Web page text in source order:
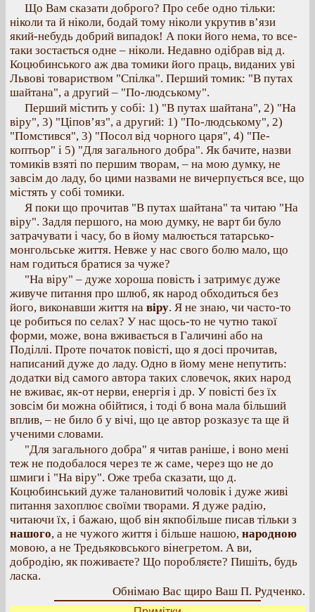
Що Вам сказати доброго? Про себе одно тільки:
ніколи та й ніколи, бодай тому ніколи укрутив в’язи
який-небудь добрий випадок! А поки його нема, то все-
таки зостається одне – ніколи. Недавно одібрав від д.
Коцюбинського аж два томики його праць, виданих уві
Львові товариством "Спілка". Перший томик: "В путах
шайтана", а другий – "По-людському".
Перший містить у собі: 1) "В путах шайтана", 2) "На
віру", 3) "Ціпов’яз", а другий: 1) "По-людському", 2)
"Помстився", 3) "Посол від чорного царя", 4) "Пе-
коптьор" і 5) "Для загального добра". Як бачите, назви
томиків взяті по першим творам, – на мою думку, не
завсім до ладу, бо цими назвами не вичерпується все, що
містять у собі томики.
Я поки що прочитав "В путах шайтана" та читаю "На
віру". Задля першого, на мою думку, не варт би було
затрачувати і часу, бо в йому малюється татарсько-
монгольське життя. Невже у нас свого болю мало, що
нам годиться братися за чуже?
"На віру" – дуже хороша повість і затримує дуже
живуче питання про шлюб, як народ обходиться без
його, виконавши життя на віру. Я не знаю, чи часто-то
це робиться по селах? У нас щось-то не чутно такої
форми, може, вона вживається в Галичині або на
Поділлі. Проте початок повісті, що я досі прочитав,
написаний дуже до ладу. Одно в йому мене непутить:
додатки від самого автора таких словечок, яких народ
не вживає, як-от нерви, енергія і др. У повісті без їх
зовсім би можна обійтися, і тоді б вона мала більший
вплив, – не било б у вічі, що це автор розказує та ще й
ученими словами.
"Для загального добра" я читав раніше, і воно мені
теж не подобалося через те ж саме, через що не до
шмиги і "На віру". Оже треба сказати, що д.
Коцюбинський дуже талановитий чоловік і дуже живі
питання захоплює своїми творами. Я дуже радію,
читаючи їх, і бажаю, щоб він якпобільше писав тільки з
нашого, а не чужого життя і більше нашою, народною
мовою, а не Тредьяковського вінегретом. А ви,
добродію, як поживаєте? Що поробляєте? Пишіть, будь
ласка.
Обнімаю Вас щиро Ваш П. Рудченко.